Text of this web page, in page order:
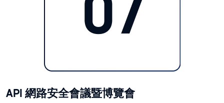
API 網路安全會議暨博覽會